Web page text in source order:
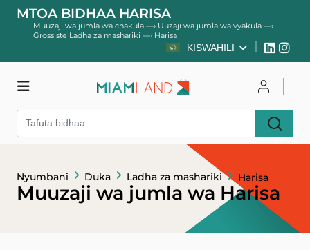
MTOA BIDHAA HARISA
Muuzaji wa jumla wa chakula —› Uuzaji wa jumla wa vyakula —›
Grossiste Ladha za mashariki —›Harisa
KISWAHILI
Nyumbani Duka Ladha za mashariki Harisa
Muuzaji wa jumla wa Harisa
Duka
Jisajili